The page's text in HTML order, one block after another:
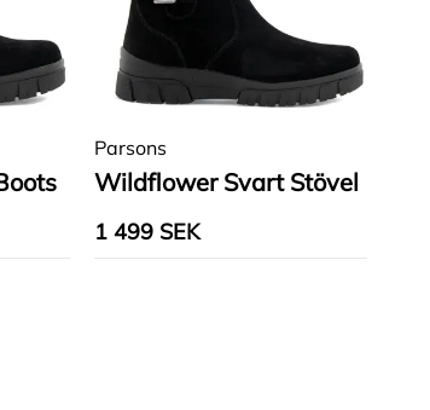
Parsons
Wildflower Svart Stövel
1 499 SEK